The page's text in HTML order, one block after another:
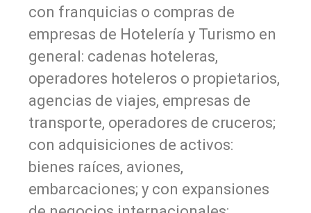
con franquicias o compras de
empresas de Hotelería y Turismo en
general: cadenas hoteleras,
operadores hoteleros o propietarios,
agencias de viajes, empresas de
transporte, operadores de cruceros;
con adquisiciones de activos:
bienes raíces, aviones,
embarcaciones; y con expansiones